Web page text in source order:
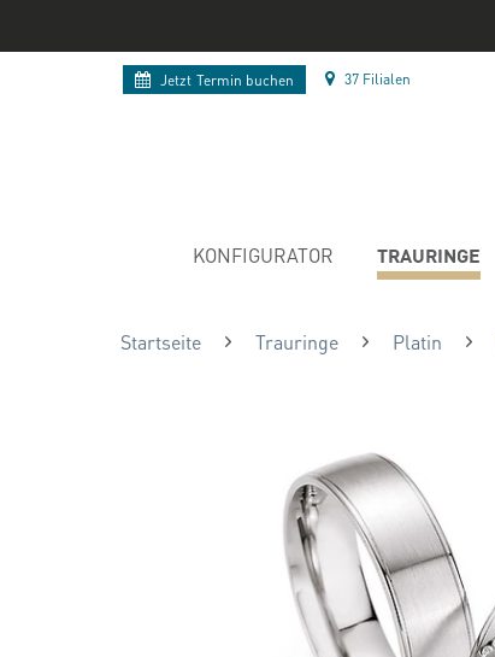
Jetzt Termin buchen 37 Filialen
KONFIGURATOR TRAURINGE
Startseite Trauringe Platin